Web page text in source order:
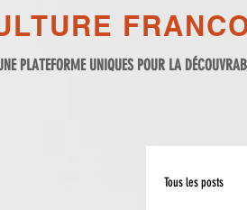
PLATEFORME UNIQUES POUR LA
Tous les posts